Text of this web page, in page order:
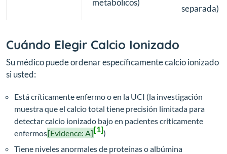
separada)
Cuándo Elegir Calcio Ionizado
Su médico puede ordenar específicamente calcio ionizado
si usted:
Está críticamente enfermo o en la UCI (la investigación
muestra que el calcio total tiene precisión limitada para
detectar calcio ionizado bajo en pacientes críticamente
enfermos[Evidence: A][1])
Tiene niveles anormales de proteínas o albúmina